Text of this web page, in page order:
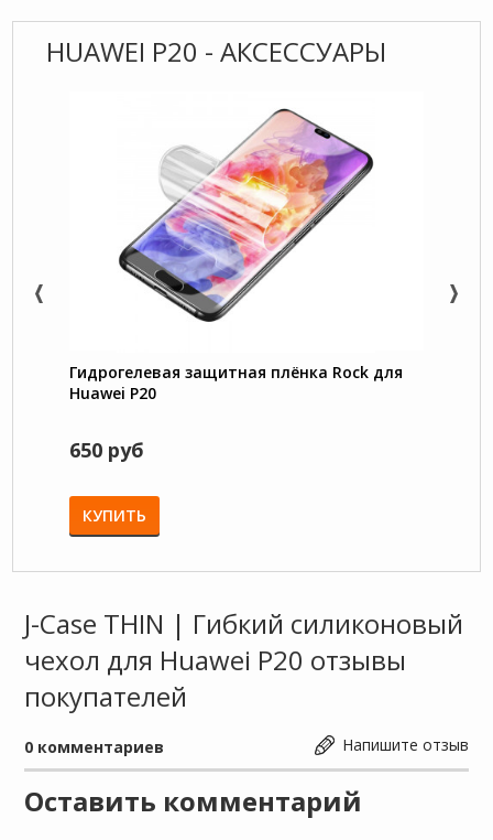
HUAWEI P20 - АКСЕССУАРЫ
Гидрогелевая защитная плёнка Rock для
Huawei P20
650 руб
КУПИТЬ
J-Case THIN | Гибкий силиконовый
чехол для Huawei P20 отзывы
покупателей
Напишите отзыв
0 комментариев
Оставить комментарий